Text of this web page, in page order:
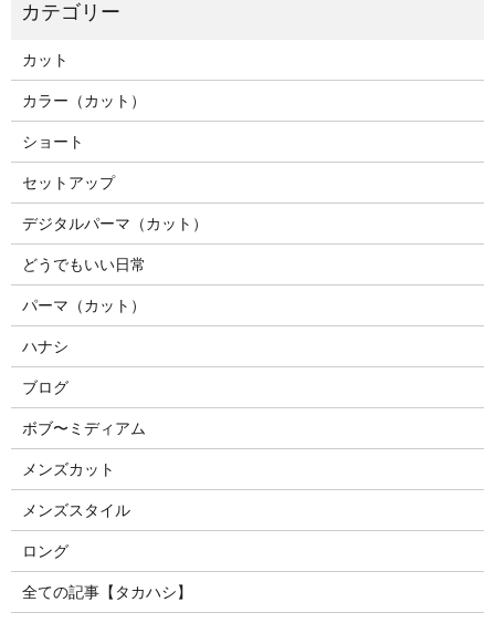
カット
カラー（カット）
ショート
セットアップ
デジタルパーマ（カット）
どうでもいい日常
パーマ（カット）
ハナシ
ブログ
ボブ〜ミディアム
メンズカット
メンズスタイル
ロング
全ての記事【タカハシ】